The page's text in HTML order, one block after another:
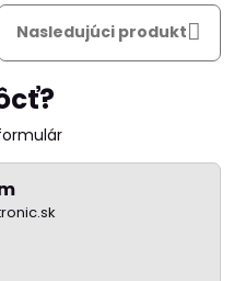
Nasledujúci produkt